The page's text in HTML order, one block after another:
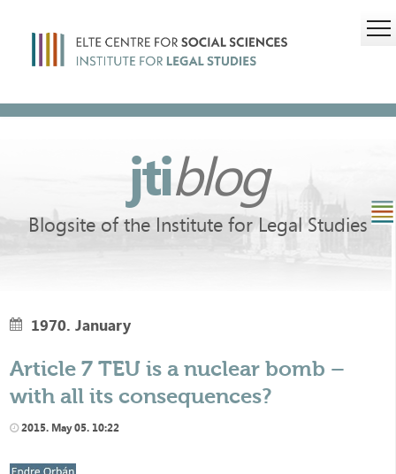
jtiblog
Blogsite of the Institute for Legal Studies
1970. January
Article 7 TEU is a nuclear bomb –
with all its consequences?
2015. May 05. 10:22